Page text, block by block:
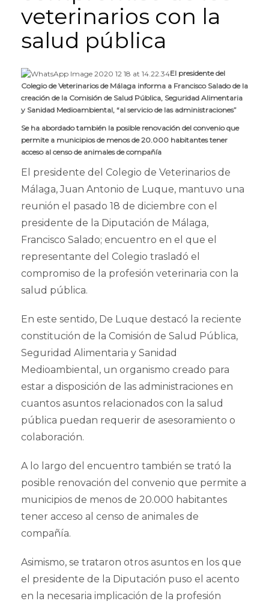
veterinarios con la
salud pública
El presidente del
Colegio de Veterinarios de Málaga informa a Francisco Salado de la
creación de la Comisión de Salud Pública, Seguridad Alimentaria
y Sanidad Medioambiental, “al servicio de las administraciones”
Se ha abordado también la posible renovación del convenio que
permite a municipios de menos de 20.000 habitantes tener
acceso al censo de animales de compañía
El presidente del Colegio de Veterinarios de
Málaga, Juan Antonio de Luque, mantuvo una
reunión el pasado 18 de diciembre con el
presidente de la Diputación de Málaga,
Francisco Salado; encuentro en el que el
representante del Colegio trasladó el
compromiso de la profesión veterinaria con la
salud pública.
En este sentido, De Luque destacó la reciente
constitución de la Comisión de Salud Pública,
Seguridad Alimentaria y Sanidad
Medioambiental, un organismo creado para
estar a disposición de las administraciones en
cuantos asuntos relacionados con la salud
pública puedan requerir de asesoramiento o
colaboración.
A lo largo del encuentro también se trató la
posible renovación del convenio que permite a
municipios de menos de 20.000 habitantes
tener acceso al censo de animales de
compañía.
Asimismo, se trataron otros asuntos en los que
el presidente de la Diputación puso el acento
en la necesaria implicación de la profesión